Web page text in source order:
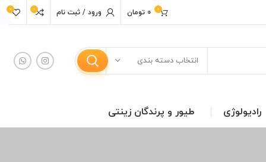
0
0 تومان ورود / ثبت نام 0
0
انتخاب دسته بندی
رادیولوژی طیور و پرندگان زینتی